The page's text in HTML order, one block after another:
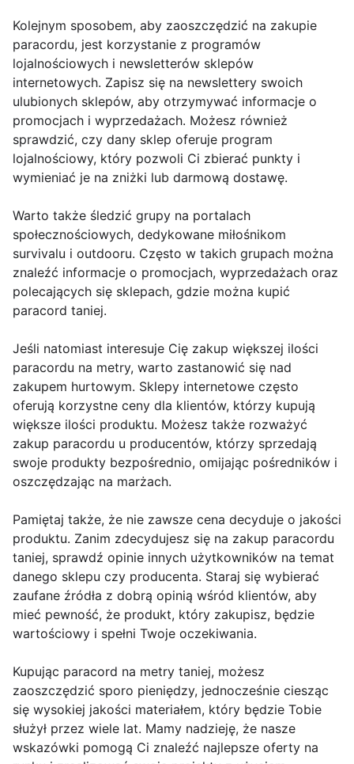
Kolejnym sposobem, aby zaoszczędzić na zakupie
paracordu, jest korzystanie z programów
lojalnościowych i newsletterów sklepów
internetowych. Zapisz się na newslettery swoich
ulubionych sklepów, aby otrzymywać informacje o
promocjach i wyprzedażach. Możesz również
sprawdzić, czy dany sklep oferuje program
lojalnościowy, który pozwoli Ci zbierać punkty i
wymieniać je na zniżki lub darmową dostawę.
Warto także śledzić grupy na portalach
społecznościowych, dedykowane miłośnikom
survivalu i outdooru. Często w takich grupach można
znaleźć informacje o promocjach, wyprzedażach oraz
polecających się sklepach, gdzie można kupić
paracord taniej.
Jeśli natomiast interesuje Cię zakup większej ilości
paracordu na metry, warto zastanowić się nad
zakupem hurtowym. Sklepy internetowe często
oferują korzystne ceny dla klientów, którzy kupują
większe ilości produktu. Możesz także rozważyć
zakup paracordu u producentów, którzy sprzedają
swoje produkty bezpośrednio, omijając pośredników i
oszczędzając na marżach.
Pamiętaj także, że nie zawsze cena decyduje o jakości
produktu. Zanim zdecydujesz się na zakup paracordu
taniej, sprawdź opinie innych użytkowników na temat
danego sklepu czy producenta. Staraj się wybierać
zaufane źródła z dobrą opinią wśród klientów, aby
mieć pewność, że produkt, który zakupisz, będzie
wartościowy i spełni Twoje oczekiwania.
Kupując paracord na metry taniej, możesz
zaoszczędzić sporo pieniędzy, jednocześnie ciesząc
się wysokiej jakości materiałem, który będzie Tobie
służył przez wiele lat. Mamy nadzieję, że nasze
wskazówki pomogą Ci znaleźć najlepsze oferty na